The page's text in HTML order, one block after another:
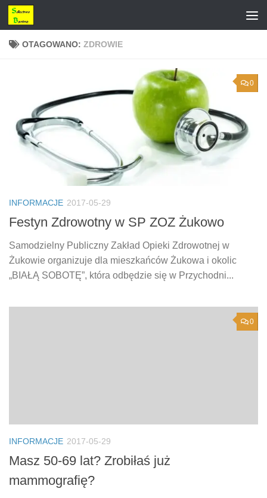
Przejdź do treści
OTAGOWANO: ZDROWIE
0
INFORMACJE 2017-05-29
Festyn Zdrowotny w SP ZOZ Żukowo
Samodzielny Publiczny Zakład Opieki Zdrowotnej w
Żukowie organizuje dla mieszkańców Żukowa i okolic
„BIAŁĄ SOBOTĘ”, która odbędzie się w Przychodni...
0
INFORMACJE 2017-05-29
Masz 50-69 lat? Zrobiłaś już
mammografię?